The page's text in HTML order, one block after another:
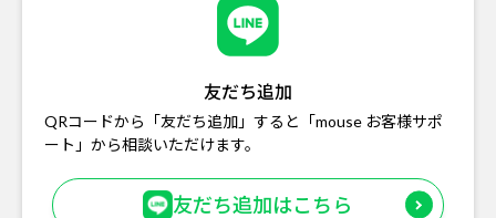
友だち追加
QRコードから「友だち追加」すると「mouse お客様サポ
ート」から相談いただけます。
友だち追加はこちら